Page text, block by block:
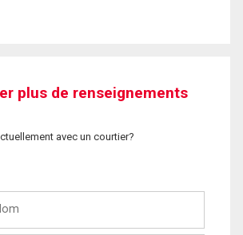
plus de renseignements
avec un courtier?